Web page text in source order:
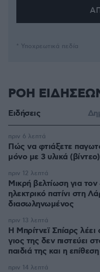
* Υποχρεωτικά πεδία
ΡΟΗ
Ειδήσεις
Πώς να φτιάξετε
μόνο με 3 υλικά (βίντεο)
πριν 6 λεπτά
Μικρή βελτίωση για
ηλεκτρικό πατίνι στη
διασωληνωμένος
πριν 12 λεπτά
Η Μπρίτνεϊ Σπίαρς
γιος της δεν πιστεύει
παιδιά της και η
πριν 13 λεπτά
πριν 14 λεπτά